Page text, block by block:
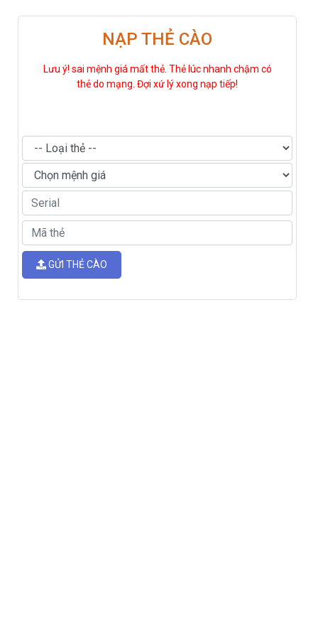
NẠP THẺ CÀO
Lưu ý! sai mệnh giá mất thẻ. Thẻ lúc nhanh chậm có
thẻ do mạng. Đợi xứ lý xong nạp tiếp!
GỬI THẺ CÀO